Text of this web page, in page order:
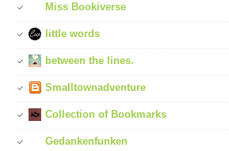
Miss Bookiverse
little words
between the lines.
Smalltownadventure
Collection of Bookmarks
Gedankenfunken